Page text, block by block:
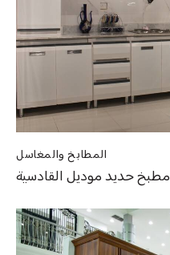
المطابخ والمغاسل
مطبخ حديد موديل القادسية